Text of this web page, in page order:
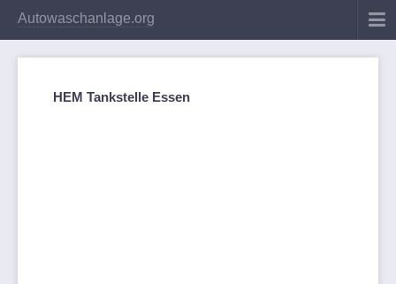
Autowaschanlage.org
HEM Tankstelle Essen